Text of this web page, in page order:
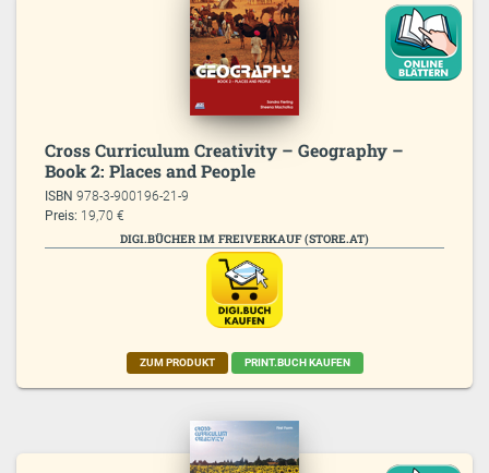
Cross Curriculum Creativity – Geography –
Book 2: Places and People
ISBN978-3-900196-21-9
Preis: 19,70 €
DIGI.BÜCHER IM FREIVERKAUF (STORE.AT)
ZUM PRODUKT PRINT.BUCH KAUFEN